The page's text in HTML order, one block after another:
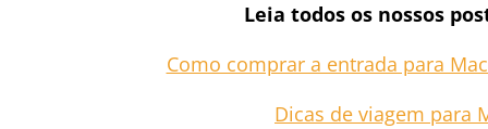
Leia todos os nossos
Como comprar a entrada para
Dicas de viagem para